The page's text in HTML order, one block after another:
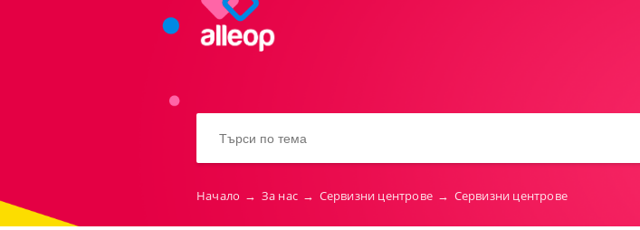
Начало → За нас → Сервизни центрове → Сервизни центрове